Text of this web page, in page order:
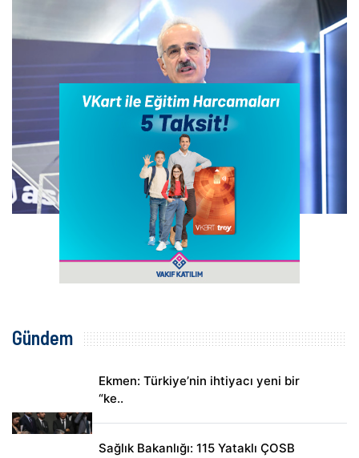
Uraloğlu: Kayseri’nin üretim ve ticaret
gücünü daha ileri taşıyacağız
Gündem
Ekmen: Türkiye’nin ihtiyacı yeni bir
“ke..
Sağlık Bakanlığı: 115 Yataklı ÇOSB